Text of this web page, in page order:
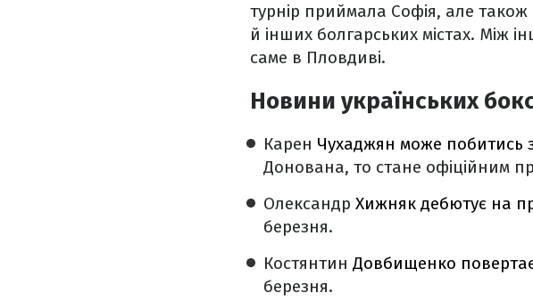
турнір приймала Софія, але також
й інших болгарських містах. Між
саме в Пловдиві.
Новини українських
Карен Чухаджян може побитись
Донована, то стане офіційним
Олександр Хижняк дебютує на
березня.
Костянтин Довбищенко
березня.